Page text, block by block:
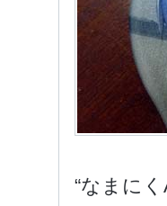
“なまに